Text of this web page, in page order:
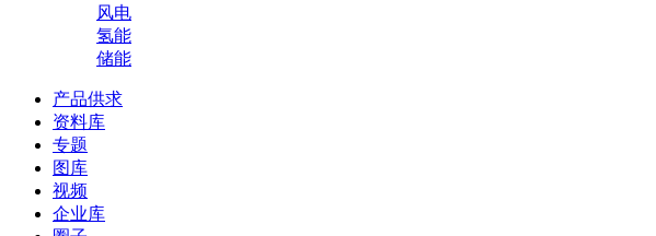
风电
氢能
储能
产品供求
资料库
专题
图库
视频
企业库